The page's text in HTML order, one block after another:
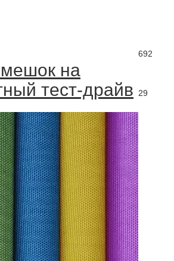
692
на
тест-драйв
29